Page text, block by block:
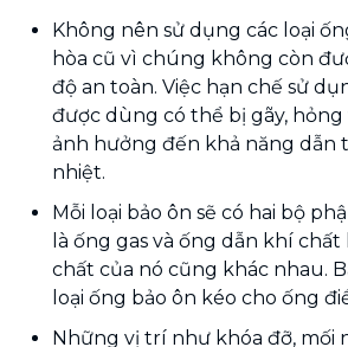
Không nên sử dụng các loại
hòa cũ vì chúng không còn
độ an toàn. Việc hạn chế sử
được dùng có thể bị gãy,
ảnh hưởng đến khả năng dẫn
nhiệt.
Mỗi loại bảo ôn sẽ có hai bộ
là ống gas và ống dẫn khí
chất của nó cũng khác nhau.
loại ống bảo ôn kéo cho ống
Những vị trí như khóa đỡ, mối